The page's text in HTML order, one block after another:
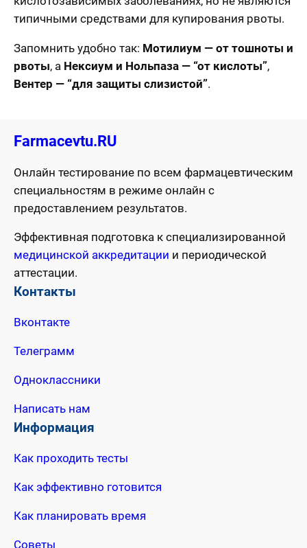
типичными средствами для купирования рвоты.
Запомнить удобно так: Мотилиум — от тошноты и
рвоты, а Нексиум и Нольпаза — “от кислоты”,
Вентер — “для защиты слизистой”.
Farmacevtu.RU
Онлайн тестирование по всем фармацевтическим
специальностям в режиме онлайн с
предоставлением результатов.
Эффективная подготовка к специализированной
медицинской аккредитации и периодической
аттестации.
Контакты
Вконтакте
Телеграмм
Одноклассники
Написать нам
Информация
Как проходить тесты
Как эффективно готовится
Как планировать время
Советы